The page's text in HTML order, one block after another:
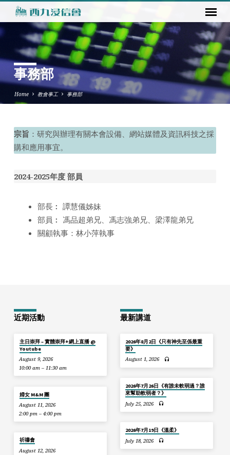
事務部
Home 教會事工 事務部
事
務
宗旨 ：研究與辦理有關本會設備、網站媒體及資訊科技之採
購和應用事宜。
2024-2025年度 部員
部長︰ 譚慧儀姊妹
部員︰ 馮品超弟兄、馮志強弟兄、梁澤龍弟兄
關顧執事：林小萍執事
近期活動
主日崇拜 – 實體崇拜+網上直播 @
Youtube
August 9, 2026
10:00 am – 11:30 am
婦女 M&M 團
August 11, 2026
2:00 pm – 4:00 pm
祈禱會
August 12, 2026
最新講道
2026年8月2日《只有神先至係最重
要》
August 1, 2026
2026年7月26日《有誰未軟弱過？誰
來幫助軟弱者？》
July 25, 2026
2026年7月19日《溫柔》
July 18, 2026